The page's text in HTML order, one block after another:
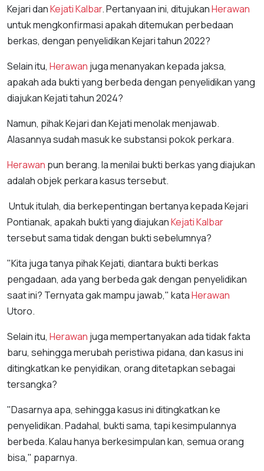
Kejari danKejati Kalbar. Pertanyaan ini, ditujukanHerawan
untuk mengkonfirmasi apakah ditemukan perbedaan
berkas, dengan penyelidikan Kejari tahun 2022?
Selain itu, Herawan juga menanyakan kepada jaksa,
apakah ada bukti yang berbeda dengan penyelidikan yang
diajukan Kejati tahun 2024?
Namun, pihak Kejari dan Kejati menolak menjawab.
Alasannya sudah masuk ke substansi pokok perkara.
Herawan pun berang. Ia menilai bukti berkas yang diajukan
adalah objek perkara kasus tersebut.
Untuk itulah, dia berkepentingan bertanya kepada Kejari
Pontianak, apakah bukti yang diajukanKejati Kalbar
tersebut sama tidak dengan bukti sebelumnya?
"Kita juga tanya pihak Kejati, diantara bukti berkas
pengadaan, ada yang berbeda gak dengan penyelidikan
saat ini? Ternyata gak mampu jawab," kataHerawan
Utoro.
Selain itu, Herawan juga mempertanyakan ada tidak fakta
baru, sehingga merubah peristiwa pidana, dan kasus ini
ditingkatkan ke penyidikan, orang ditetapkan sebagai
tersangka?
"Dasarnya apa, sehingga kasus ini ditingkatkan ke
penyelidikan. Padahal, bukti sama, tapi kesimpulannya
berbeda. Kalau hanya berkesimpulan kan, semua orang
bisa," paparnya.